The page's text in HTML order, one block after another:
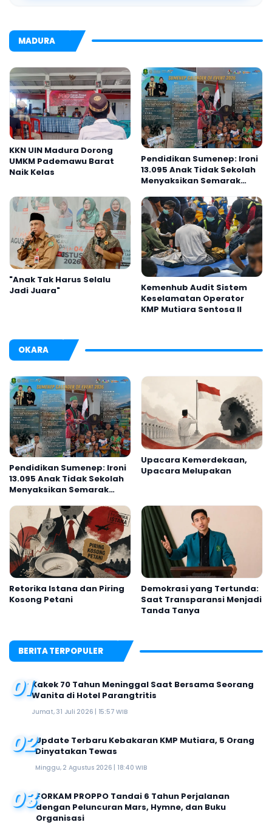
MADURA
KKN UIN Madura Dorong
UMKM Pademawu Barat
Naik Kelas
Pendidikan Sumenep: Ironi
13.095 Anak Tidak Sekolah
Menyaksikan Semarak
2026
"Anak Tak Harus Selalu
Jadi Juara"
Kemenhub Audit Sistem
Keselamatan Operator
KMP Mutiara Sentosa II
OKARA
Pendidikan Sumenep: Ironi
13.095 Anak Tidak Sekolah
Menyaksikan Semarak
2026
Upacara Kemerdekaan,
Upacara Melupakan
Retorika Istana dan Piring
Kosong Petani
Demokrasi yang Tertunda:
Saat Transparansi Menjadi
Tanda Tanya
BERITA TERPOPULER
01Kakek 70 Tahun Meninggal Saat Bersama Seorang
Wanita di Hotel Parangtritis
Jumat, 31 Juli 2026 | 15:57 WIB
02Update Terbaru Kebakaran KMP Mutiara, 5 Orang
Dinyatakan Tewas
Minggu, 2 Agustus 2026 | 18:40 WIB
03FORKAM PROPPO Tandai 6 Tahun Perjalanan
dengan Peluncuran Mars, Hymne, dan Buku
Organisasi